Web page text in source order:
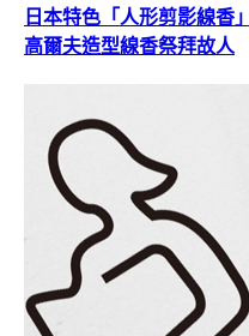
日本特色「人形剪影線香
高爾夫造型線香祭拜故人